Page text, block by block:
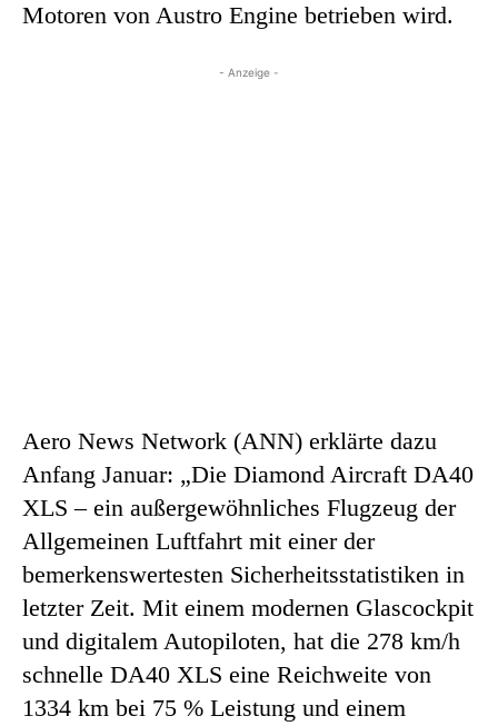
Motoren von Austro Engine betrieben wird.
- Anzeige -
Aero News Network (ANN) erklärte dazu
Anfang Januar: „Die Diamond Aircraft DA40
XLS – ein außergewöhnliches Flugzeug der
Allgemeinen Luftfahrt mit einer der
bemerkenswertesten Sicherheitsstatistiken in
letzter Zeit. Mit einem modernen Glascockpit
und digitalem Autopiloten, hat die 278 km/h
schnelle DA40 XLS eine Reichweite von
1334 km bei 75 % Leistung und einem